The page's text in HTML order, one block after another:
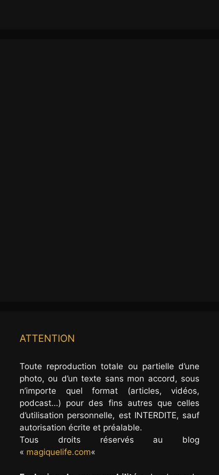
ATTENTION
Toute reproduction totale ou partielle d’une
photo, ou d’un texte sans mon accord, sous
n’importe quel format (articles, vidéos,
podcast…) pour des fins autres que celles
d’utilisation personnelle, est INTERDITE, sauf
autorisation écrite et préalable.
Tous droits réservés au blog
« magiquelife.com«